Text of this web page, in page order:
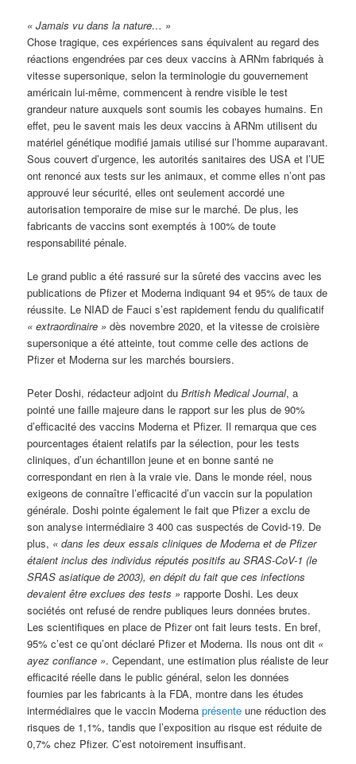
« Jamais vu dans la nature… »
Chose tragique, ces expériences sans équivalent au regard des
réactions engendrées par ces deux vaccins à ARNm fabriqués à
vitesse supersonique, selon la terminologie du gouvernement
américain lui-même, commencent à rendre visible le test
grandeur nature auxquels sont soumis les cobayes humains. En
effet, peu le savent mais les deux vaccins à ARNm utilisent du
matériel génétique modifié jamais utilisé sur l’homme auparavant.
Sous couvert d’urgence, les autorités sanitaires des USA et l’UE
ont renoncé aux tests sur les animaux, et comme elles n’ont pas
approuvé leur sécurité, elles ont seulement accordé une
autorisation temporaire de mise sur le marché. De plus, les
fabricants de vaccins sont exemptés à 100% de toute
responsabilité pénale.
Le grand public a été rassuré sur la sûreté des vaccins avec les
publications de Pfizer et Moderna indiquant 94 et 95% de taux de
réussite. Le NIAD de Fauci s’est rapidement fendu du qualificatif
« extraordinaire » dès novembre 2020, et la vitesse de croisière
supersonique a été atteinte, tout comme celle des actions de
Pfizer et Moderna sur les marchés boursiers.
Peter Doshi, rédacteur adjoint duBritish Medical Journal, a
pointé une faille majeure dans le rapport sur les plus de 90%
d’efficacité des vaccins Moderna et Pfizer. Il remarqua que ces
pourcentages étaient relatifs par la sélection, pour les tests
cliniques, d’un échantillon jeune et en bonne santé ne
correspondant en rien à la vraie vie. Dans le monde réel, nous
exigeons de connaître l’efficacité d’un vaccin sur la population
générale. Doshi pointe également le fait que Pfizer a exclu de
son analyse intermédiaire 3 400 cas suspectés de Covid-19. De
plus, « dans les deux essais cliniques de Moderna et de Pfizer
étaient inclus des individus réputés positifs au SRAS-CoV-1 (le
SRAS asiatique de 2003), en dépit du fait que ces infections
devaient être exclues des tests » rapporte Doshi. Les deux
sociétés ont refusé de rendre publiques leurs données brutes.
Les scientifiques en place de Pfizer ont fait leurs tests. En bref,
95% c’est ce qu’ont déclaré Pfizer et Moderna. Ils nous ont dit «
ayez confiance ». Cependant, une estimation plus réaliste de leur
efficacité réelle dans le public général, selon les données
fournies par les fabricants à la FDA, montre dans les études
intermédiaires que le vaccin Modernaprésente une réduction des
risques de 1,1%, tandis que l’exposition au risque est réduite de
0,7% chez Pfizer. C’est notoirement insuffisant.